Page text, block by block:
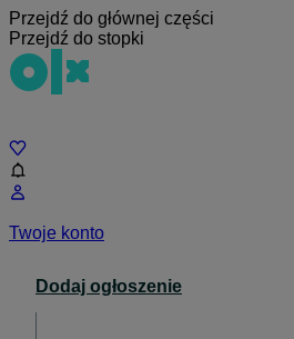
Przejdź do głównej części
Przejdź do stopki
Twoje konto
Dodaj ogłoszenie